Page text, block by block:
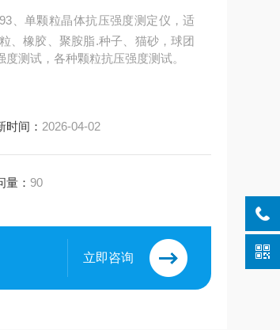
、单颗粒晶体抗压强度测定仪，适
、橡胶、聚胺脂.种子、猫砂，球团
测试，各种颗粒抗压强度测试。
时间： 2026-04-02
量： 90
立即咨询